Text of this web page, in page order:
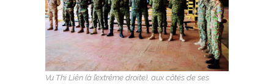
Vu Thi Liên (à l’extrême droite), aux côtés de ses